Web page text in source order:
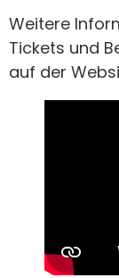
Weitere
Tickets und
auf der